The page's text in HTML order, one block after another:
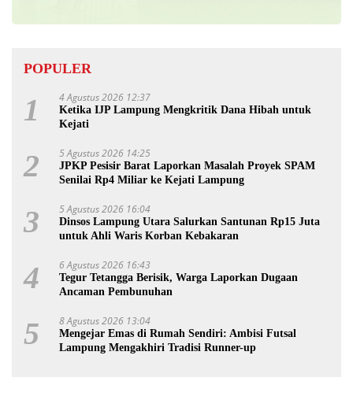
POPULER
1 4 Agustus 2026 12:37
Ketika IJP Lampung Mengkritik Dana Hibah untuk
Kejati
2 5 Agustus 2026 14:25
JPKP Pesisir Barat Laporkan Masalah Proyek SPAM
Senilai Rp4 Miliar ke Kejati Lampung
3 5 Agustus 2026 16:04
Dinsos Lampung Utara Salurkan Santunan Rp15 Juta
untuk Ahli Waris Korban Kebakaran
4 6 Agustus 2026 16:43
Tegur Tetangga Berisik, Warga Laporkan Dugaan
Ancaman Pembunuhan
5 8 Agustus 2026 13:04
Mengejar Emas di Rumah Sendiri: Ambisi Futsal
Lampung Mengakhiri Tradisi Runner-up